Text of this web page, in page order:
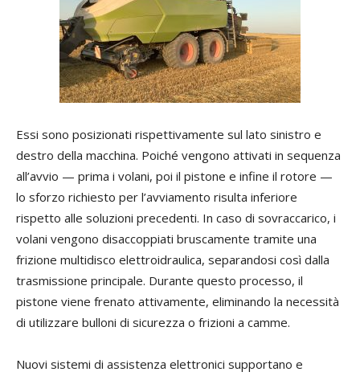
Essi sono posizionati rispettivamente sul lato sinistro e
destro della macchina. Poiché vengono attivati in sequenza
all’avvio — prima i volani, poi il pistone e infine il rotore —
lo sforzo richiesto per l’avviamento risulta inferiore
rispetto alle soluzioni precedenti. In caso di sovraccarico, i
volani vengono disaccoppiati bruscamente tramite una
frizione multidisco elettroidraulica, separandosi così dalla
trasmissione principale. Durante questo processo, il
pistone viene frenato attivamente, eliminando la necessità
di utilizzare bulloni di sicurezza o frizioni a camme.
Nuovi sistemi di assistenza elettronici supportano e